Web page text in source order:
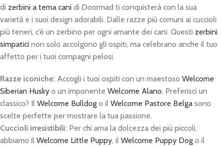
di zerbini a tema cani di Doormad ti conquisterà con la sua
varietà e i suoi design adorabili. Dalle razze più comuni ai cuccioli
più teneri, c’è un zerbino per ogni amante dei cani. Questi zerbini
simpatici non solo accolgono gli ospiti, ma celebrano anche il tuo
affetto per i tuoi compagni pelosi.
Razze iconiche: Accogli i tuoi ospiti con un maestoso Welcome
Siberian Husky o un imponente Welcome Alano. Preferisci un
classico? Il Welcome Bulldog o il Welcome Pastore Belga sono
scelte perfette per mostrare la tua passione.
Cuccioli irresistibili: Per chi ama la dolcezza dei più piccoli,
abbiamo il Welcome Little Puppy, il Welcome Puppy Dog o il